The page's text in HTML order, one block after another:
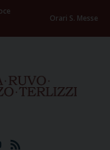
Orari S. Messe
YouTube